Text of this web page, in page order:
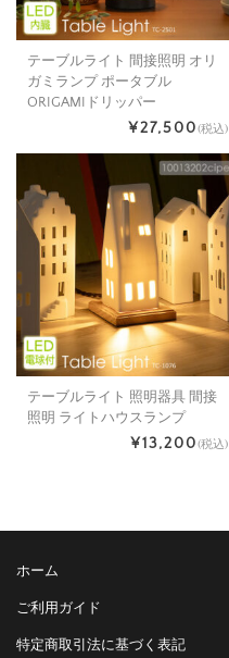
テーブルライト 間接照明 オリ
ガミランプ ポータブル
ORIGAMIドリッパー
¥27,500(税込)
テーブルライト 照明器具 間接
照明 ライトハウスランプ
¥13,200(税込)
ホーム
ご利用ガイド
特定商取引法に基づく表記